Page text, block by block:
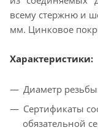
всему стержню и
мм. Цинковое
Характеристики:
Диаметр
Сертификаты
обязательной